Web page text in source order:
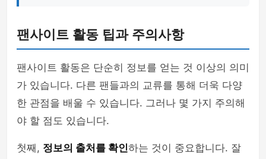
팬사이트 활동 팁과 주의사항
팬사이트 활동은 단순히 정보를 얻는 것 이상의 의미
가 있습니다. 다른 팬들과의 교류를 통해 더욱 다양
한 관점을 배울 수 있습니다. 그러나 몇 가지 주의해
야 할 점도 있습니다.
첫째, 정보의 출처를 확인하는 것이 중요합니다. 잘